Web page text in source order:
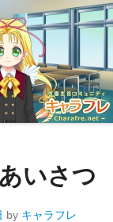
いさつ
by キャラフレ